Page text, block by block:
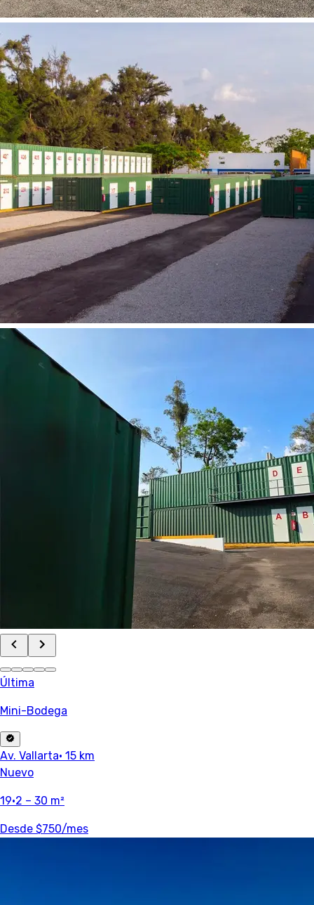
Última
Mini-Bodega
Av. Vallarta· 15 km
Nuevo
19·2 – 30 m²
Desde $750/mes